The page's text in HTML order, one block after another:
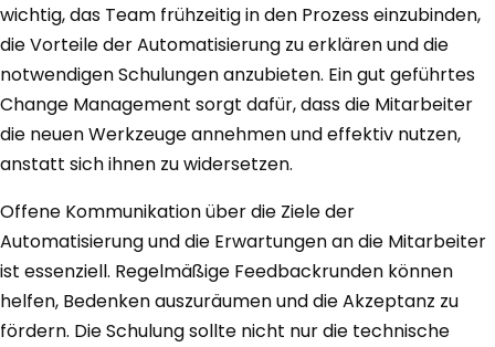
wichtig, das Team frühzeitig in den Prozess einzubinden,
die Vorteile der Automatisierung zu erklären und die
notwendigen Schulungen anzubieten. Ein gut geführtes
Change Management sorgt dafür, dass die Mitarbeiter
die neuen Werkzeuge annehmen und effektiv nutzen,
anstatt sich ihnen zu widersetzen.
Offene Kommunikation über die Ziele der
Automatisierung und die Erwartungen an die Mitarbeiter
ist essenziell. Regelmäßige Feedbackrunden können
helfen, Bedenken auszuräumen und die Akzeptanz zu
fördern. Die Schulung sollte nicht nur die technische